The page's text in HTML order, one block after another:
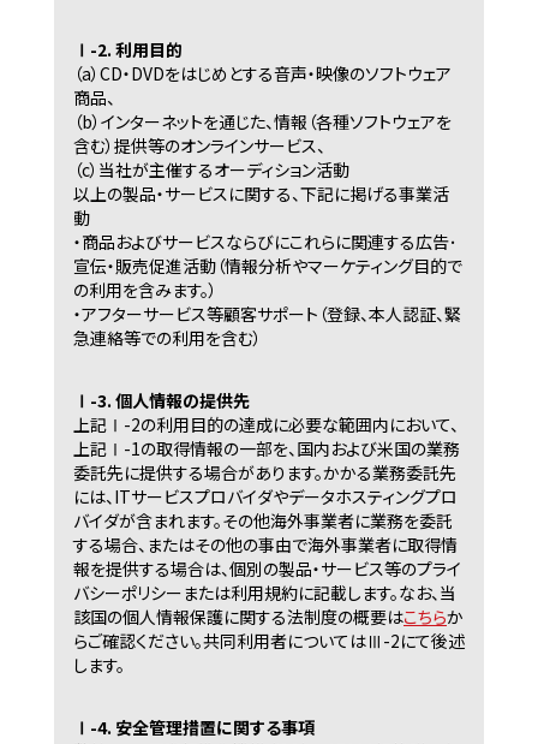
Ⅰ-2. 利用目的
（a）CD・DVDをはじめとする音声・映像のソフトウェア
商品、
（b）インターネットを通じた、情報（各種ソフトウェアを
含む）提供等のオンラインサービス、
（c）当社が主催するオーディション活動
以上の製品・サービスに関する、下記に掲げる事業活
動
・商品およびサービスならびにこれらに関連する広告･
宣伝・販売促進活動（情報分析やマーケティング目的で
の利用を含みます。）
・アフターサービス等顧客サポート（登録、本人認証、緊
急連絡等での利用を含む）
Ⅰ-3. 個人情報の提供先
上記Ⅰ-2の利用目的の達成に必要な範囲内において、
上記Ⅰ-1の取得情報の一部を、国内および米国の業務
委託先に提供する場合があります。かかる業務委託先
には、ITサービスプロバイダやデータホスティングプロ
バイダが含まれます。その他海外事業者に業務を委託
する場合、またはその他の事由で海外事業者に取得情
報を提供する場合は、個別の製品・サービス等のプライ
バシーポリシーまたは利用規約に記載します。なお、当
該国の個人情報保護に関する法制度の概要はこちらか
らご確認ください。共同利用者についてはⅢ-2にて後述
します。
Ⅰ-4. 安全管理措置に関する事項